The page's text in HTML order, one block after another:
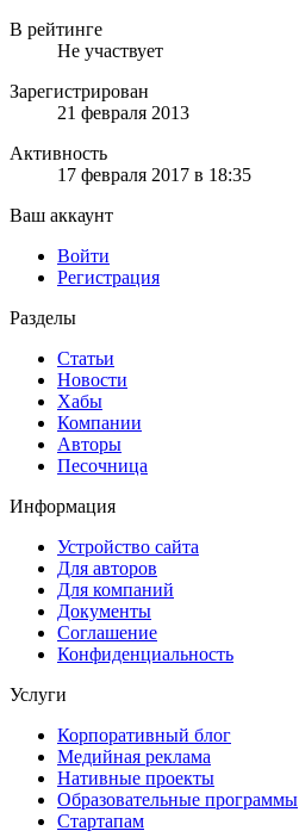
В рейтинге
Не участвует
Зарегистрирован
21 февраля 2013
Активность
17 февраля 2017 в 18:35
Ваш аккаунт
Войти
Регистрация
Разделы
Статьи
Новости
Хабы
Компании
Авторы
Песочница
Информация
Устройство сайта
Для авторов
Для компаний
Документы
Соглашение
Конфиденциальность
Услуги
Корпоративный блог
Медийная реклама
Нативные проекты
Образовательные программы
Стартапам